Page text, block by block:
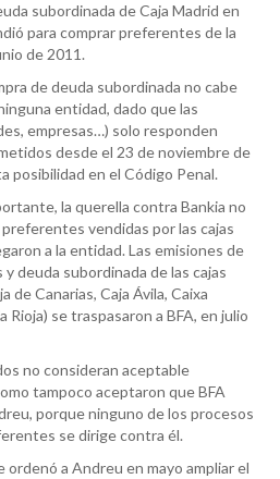
subordinada de Caja Madrid en
para comprar preferentes de la
de 2011.
de deuda subordinada no cabe
entidad, dado que las
empresas…) solo responden
desde el 23 de noviembre de
posibilidad en el Código Penal.
la querella contra Bankia no
vendidas por las cajas
a la entidad. Las emisiones de
deuda subordinada de las cajas
de Canarias, Caja Ávila, Caixa
Rioja) se traspasaron a BFA, en julio
no consideran aceptable
tampoco aceptaron que BFA
porque ninguno de los procesos
se dirige contra él.
ordenó a Andreu en mayo ampliar el